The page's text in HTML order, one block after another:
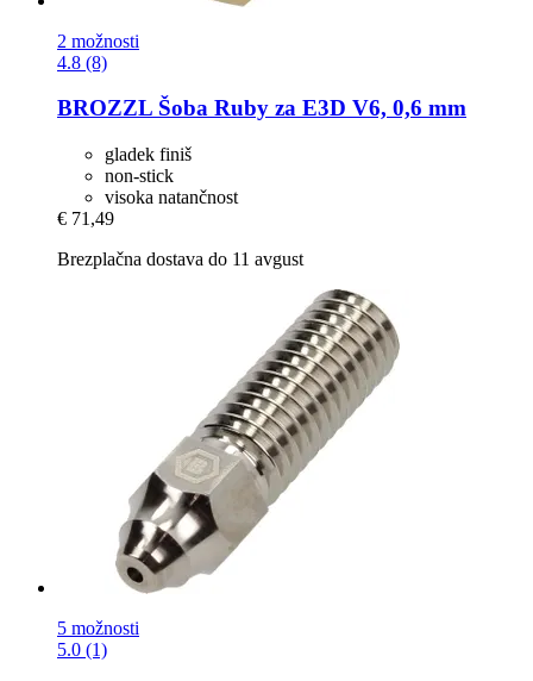
2 možnosti
4.8 (8)
BROZZL Šoba Ruby za E3D V6, 0,6 mm
gladek finiš
non-stick
visoka natančnost
€ 71,49
Brezplačna dostava do 11 avgust
5 možnosti
5.0 (1)